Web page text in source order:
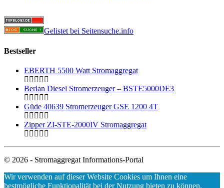
Gelistet bei Seitensuche.info
Bestseller
EBERTH 5500 Watt Stromaggregat
Berlan Diesel Stromerzeuger – BSTE5000DE3
Güde 40639 Stromerzeuger GSE 1200 4T
Zipper ZI-STE-2000IV Stromaggregat
© 2026 - Stromaggregat Informations-Portal
Wir verwenden auf dieser Website Cookies um Ihnen eine
bestmögliche Funktionalität bei der Nutzung bieten zu können.